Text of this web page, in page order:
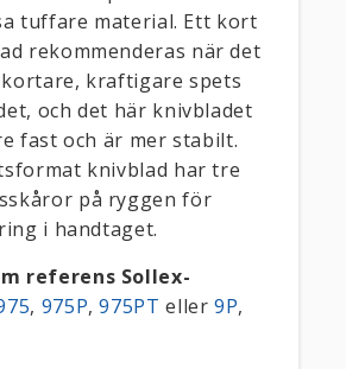
tuffare material. Ett kort
rekommenderas när det
kraftigare spets
och det här knivbladet
fast och är mer stabilt.
knivblad har tre
på ryggen för
i handtaget.
referens Sollex-
, 975P,975PT eller9P,